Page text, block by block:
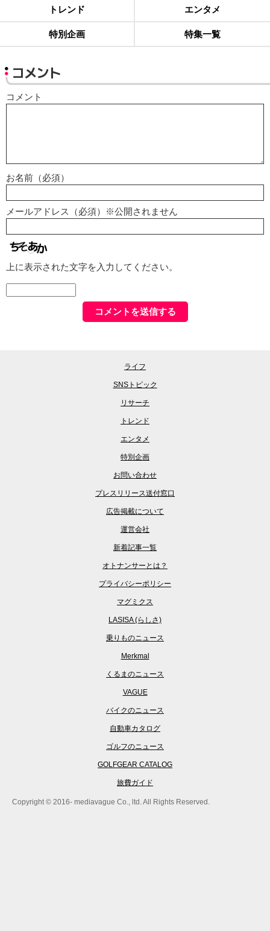
トレンド エンタメ
特別企画 特集一覧
コメント
コメント
お名前（必須）
メールアドレス（必須）※公開されません
上に表示された文字を入力してください。
ライフ
SNSトピック
リサーチ
トレンド
エンタメ
特別企画
お問い合わせ
プレスリリース送付窓口
広告掲載について
運営会社
新着記事一覧
オトナンサーとは？
プライバシーポリシー
マグミクス
LASISA (らしさ)
乗りものニュース
Merkmal
くるまのニュース
VAGUE
バイクのニュース
自動車カタログ
ゴルフのニュース
GOLFGEAR CATALOG
旅費ガイド
Copyright © 2016- mediavague Co., ltd. All Rights Reserved.